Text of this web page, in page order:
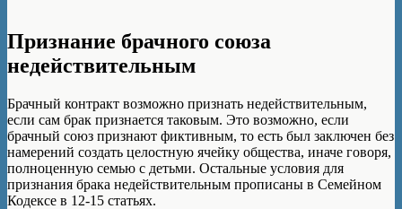
Признание брачного союза
недействительным
Брачный контракт возможно признать недействительным,
если сам брак признается таковым. Это возможно, если
брачный союз признают фиктивным, то есть был заключен без
намерений создать целостную ячейку общества, иначе говоря,
полноценную семью с детьми. Остальные условия для
признания брака недействительным прописаны в Семейном
Кодексе в 12-15 статьях.